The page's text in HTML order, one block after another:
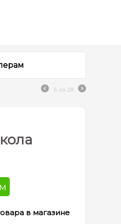
5 из 28
в магазине